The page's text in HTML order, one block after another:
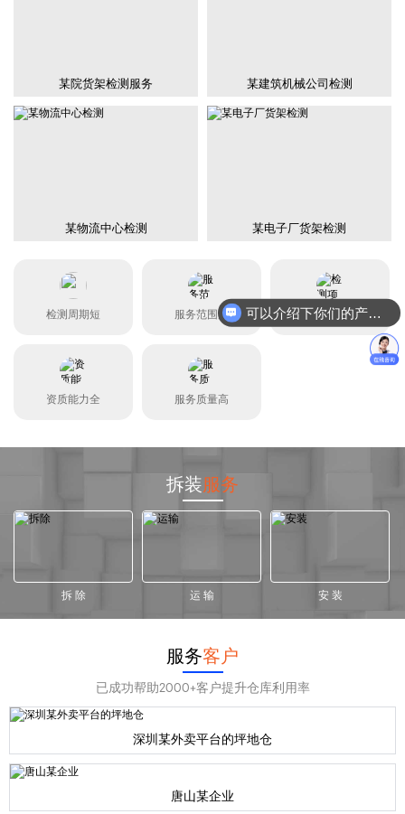
某院货架检测服务 某建筑机械公司检测
某物流中心检测 某电子厂货架检测
检测周期短 服务范围广 检测项目全
资质能力全 服务质量高
拆装服务
拆 除 运 输 安 装
服务客户
已成功帮助2000+客户提升仓库利用率
深圳某外卖平台的坪地仓
唐山某企业
可以介绍下你们的产品么？